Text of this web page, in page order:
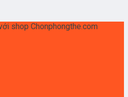
shop Chonphongthe.com